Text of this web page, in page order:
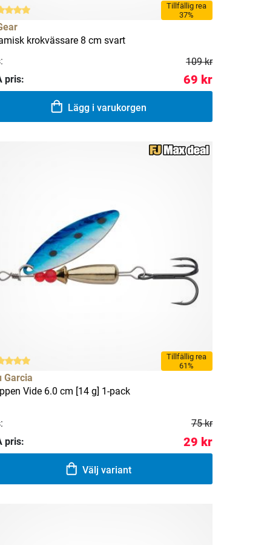
Tillfällig rea
37%
krokvässare 8 cm svart
109 kr
pris:
69 kr
Lägg i varukorgen
Tillfällig rea
61%
Garcia
Vide 6.0 cm [14 g] 1-pack
75 kr
pris:
29 kr
Välj variant